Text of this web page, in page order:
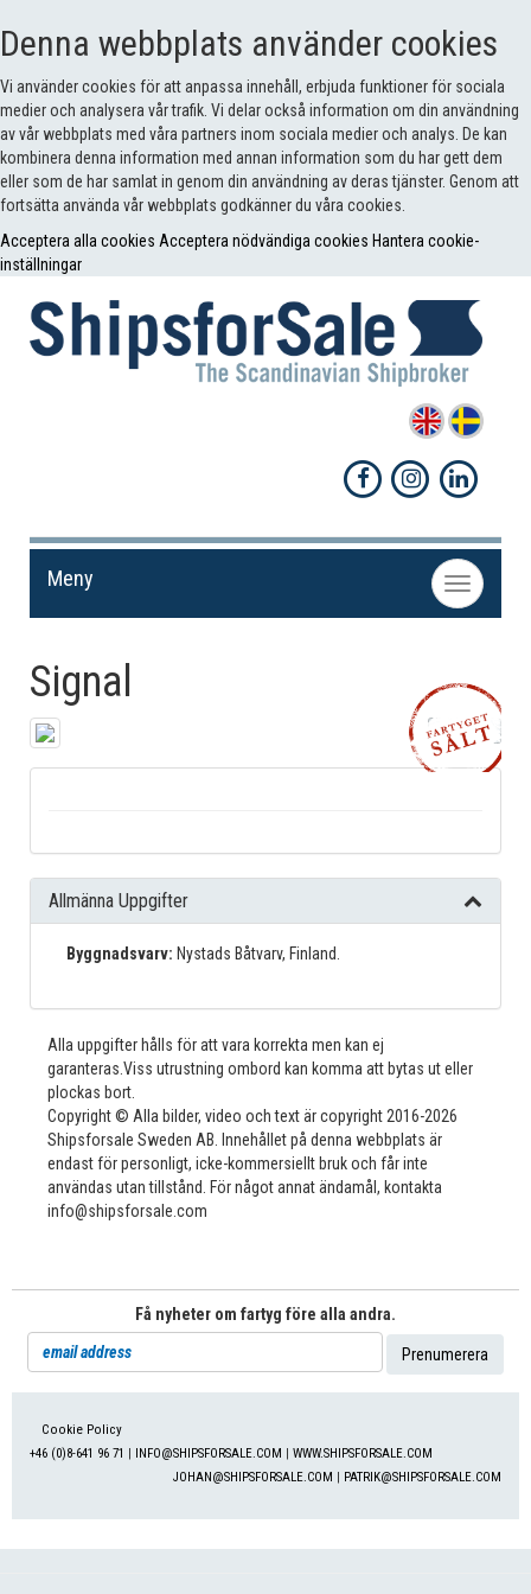
Denna webbplats använder cookies
Vi använder cookies för att anpassa innehåll, erbjuda funktioner för sociala
medier och analysera vår trafik. Vi delar också information om din användning
av vår webbplats med våra partners inom sociala medier och analys. De kan
kombinera denna information med annan information som du har gett dem
eller som de har samlat in genom din användning av deras tjänster. Genom att
fortsätta använda vår webbplats godkänner du våra cookies.
Acceptera alla cookies Acceptera nödvändiga cookies Hantera cookie-
inställningar
Toggle
navigation
Meny
Signal
Dela!
Allmänna Uppgifter
Byggnadsvarv: Nystads Båtvarv, Finland.
Alla uppgifter hålls för att vara korrekta men kan ej
garanteras.Viss utrustning ombord kan komma att bytas ut eller
plockas bort.
Copyright © Alla bilder, video och text är copyright 2016-2026
Shipsforsale Sweden AB. Innehållet på denna webbplats är
endast för personligt, icke-kommersiellt bruk och får inte
användas utan tillstånd. För något annat ändamål, kontakta
info@shipsforsale.com
Få nyheter om fartyg före alla andra.
Cookie Policy
+46 (0)8-641 96 71 | INFO@SHIPSFORSALE.COM | WWW.SHIPSFORSALE.COM
JOHAN@SHIPSFORSALE.COM | PATRIK@SHIPSFORSALE.COM